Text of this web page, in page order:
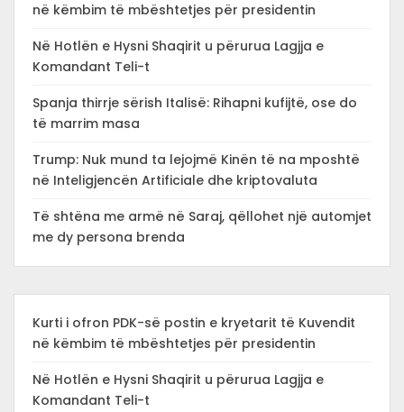
në këmbim të mbështetjes për presidentin
Në Hotlën e Hysni Shaqirit u përurua Lagjja e
Komandant Teli-t
Spanja thirrje sërish Italisë: Rihapni kufijtë, ose do
të marrim masa
Trump: Nuk mund ta lejojmë Kinën të na mposhtë
në Inteligjencën Artificiale dhe kriptovaluta
Të shtëna me armë në Saraj, qëllohet një automjet
me dy persona brenda
Kurti i ofron PDK-së postin e kryetarit të Kuvendit
në këmbim të mbështetjes për presidentin
Në Hotlën e Hysni Shaqirit u përurua Lagjja e
Komandant Teli-t